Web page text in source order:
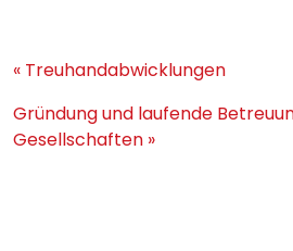
« Treuhandabwicklungen
Gründung und laufende
Gesellschaften »